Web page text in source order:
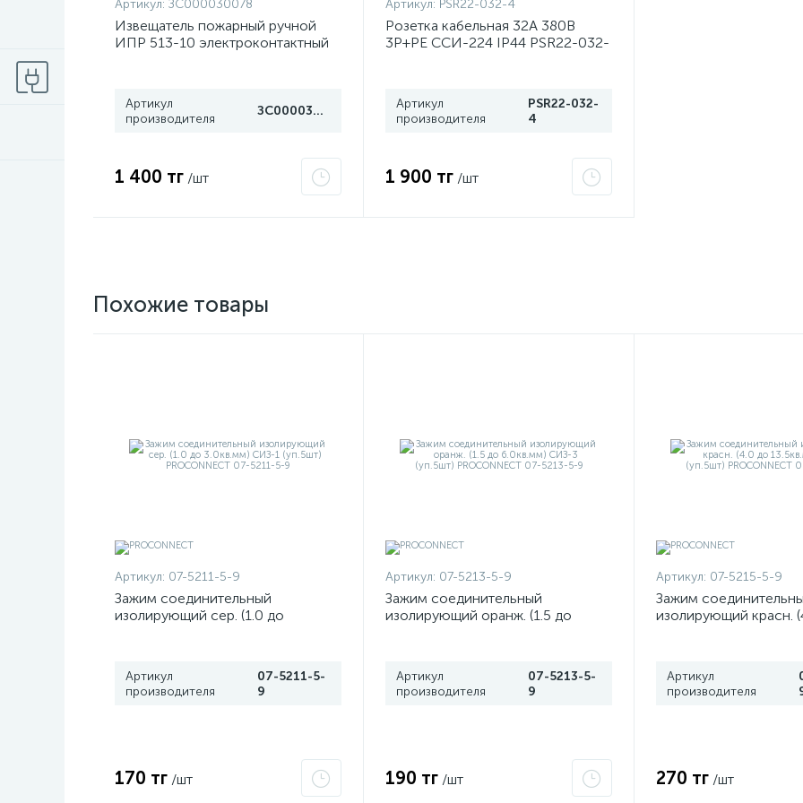
Артикул: ЗС000030078
Извещатель пожарный ручной
ИПР 513-10 электроконтактный
Артикул
производителя
ЗС000030078
1 400 тг /шт
Артикул: PSR22-032-4
Розетка кабельная 32А 380В
3P+PЕ ССИ-224 IP44 PSR22-032-
Артикул
производителя
PSR22-032-
4
1 900 тг /шт
Похожие товары
Артикул: 07-5211-5-9
Зажим соединительный
изолирующий сер. (1.0 до
Артикул
производителя
07-5211-5-
9
170 тг /шт
Артикул: 07-5213-5-9
Зажим соединительный
изолирующий оранж. (1.5 до
Артикул
производителя
07-5213-5-
9
190 тг /шт
Артикул: 07-5215-5-9
Зажим
изолирующий красн.
Артикул
производителя
270 тг /шт